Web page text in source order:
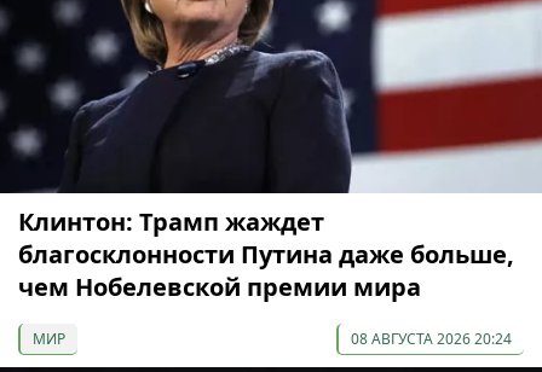
Клинтон: Трамп жаждет
благосклонности Путина даже больше,
чем Нобелевской премии мира
МИР 08 АВГУСТА 2026 20:24